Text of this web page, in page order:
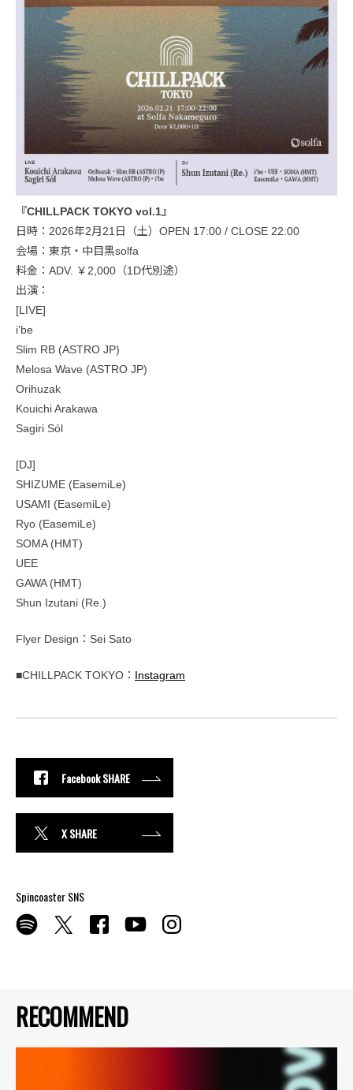
RECOMMEND
『CHILLPACK TOKYO vol.1』
日時：2026年2月21日（土）OPEN 17:00 / CLOSE 22:00
会場：東京・中目黒solfa
料金：ADV. ￥2,000（1D代別途）
出演：
[LIVE]
i’be
Slim RB (ASTRO JP)
Melosa Wave (ASTRO JP)
Orihuzak
Kouichi Arakawa
Sagiri Sól
[DJ]
SHIZUME (EasemiLe)
USAMI (EasemiLe)
Ryo (EasemiLe)
SOMA (HMT)
UEE
GAWA (HMT)
Shun Izutani (Re.)
Flyer Design：Sei Sato
■CHILLPACK TOKYO： Instagram
Facebook SHARE
X SHARE
Spincoaster SNS